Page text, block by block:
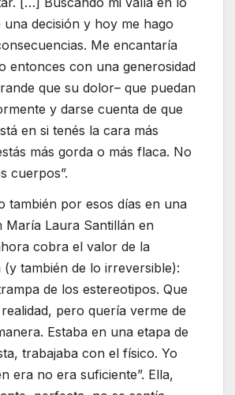
decisión y hoy me hago
Me encantaría
entonces con una generosidad
que su dolor– que puedan
y darse cuenta de que
en si tenés la cara más
más gorda o más flaca. No
cuerpos”.
también por esos días en una
María Laura Santillán en
cobra el valor de la
(y también de lo irreversible):
de los estereotipos. Que
pero quería verme de
Estaba en una etapa de
trabajaba con el físico. Yo
era no era suficiente”. Ella,